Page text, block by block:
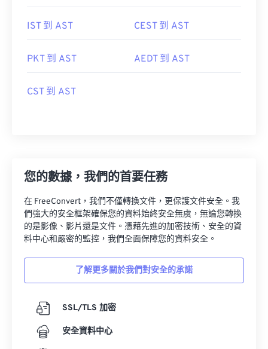
IST 到 AST CEST 到 AST
PKT 到 AST AEDT 到 AST
CST 到 AST
您的數據，我們的首要任務
在 FreeConvert，我們不僅轉換文件，更保護文件安全。我
們強大的安全框架確保您的資料始終安全無虞，無論您轉換
的是影像、影片還是文件。憑藉先進的加密技術、安全的資
料中心和嚴密的監控，我們全面保障您的資料安全。
了解更多關於我們對安全的承諾
SSL/TLS 加密
安全資料中心